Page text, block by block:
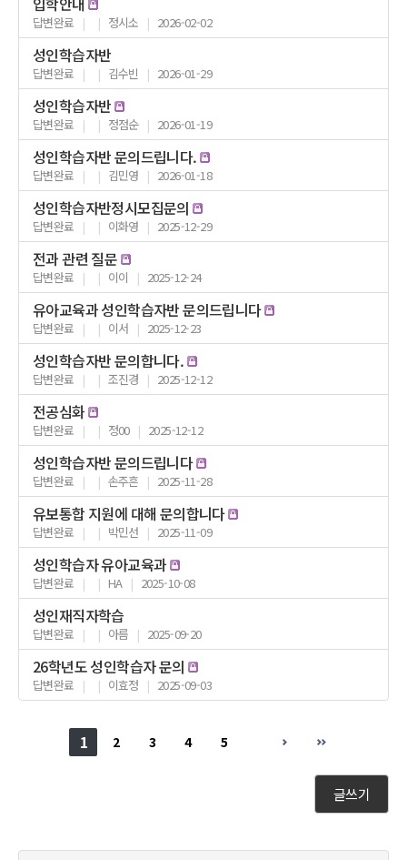
답변완료 | | 정시소 | 2026-02-02
성인학습자반
답변완료 | | 김수빈 | 2026-01-29
성인학습자반
답변완료 | | 정점순 | 2026-01-19
성인학습자반 문의드립니다.
답변완료 | | 김민영 | 2026-01-18
성인학습자반정시모집문의
답변완료 | | 이화영 | 2025-12-29
전과 관련 질문
답변완료 | | 이이 | 2025-12-24
유아교육과 성인학습자반 문의드립니다
답변완료 | | 이서 | 2025-12-23
성인학습자반 문의합니다.
답변완료 | | 조진경 | 2025-12-12
전공심화
답변완료 | | 정00 | 2025-12-12
성인학습자반 문의드립니다
답변완료 | | 손주흔 | 2025-11-28
유보통합 지원에 대해 문의합니다
답변완료 | | 박민선 | 2025-11-09
성인학습자 유아교육과
답변완료 | | HA | 2025-10-08
성인재직자학습
답변완료 | | 아름 | 2025-09-20
26학년도 성인학습자 문의
답변완료 | | 이효정 | 2025-09-03
1 2 3 4 5
글쓰기